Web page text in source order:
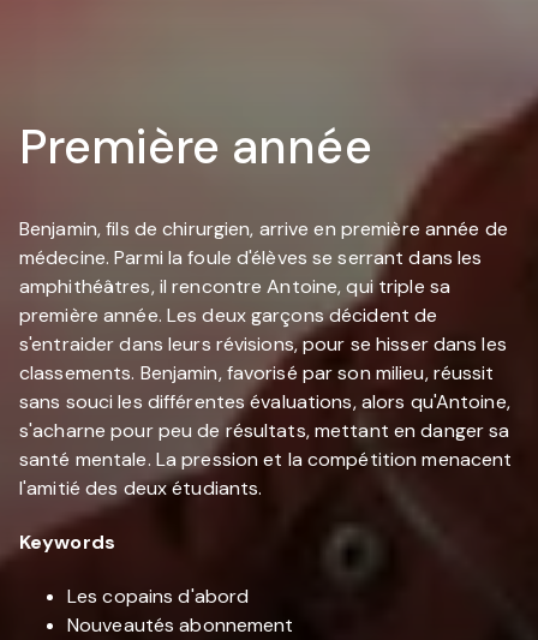
Première année
Benjamin, fils de chirurgien, arrive en première année de
médecine. Parmi la foule d'élèves se serrant dans les
amphithéâtres, il rencontre Antoine, qui triple sa
première année. Les deux garçons décident de
s'entraider dans leurs révisions, pour se hisser dans les
classements. Benjamin, favorisé par son milieu, réussit
sans souci les différentes évaluations, alors qu'Antoine,
s'acharne pour peu de résultats, mettant en danger sa
santé mentale. La pression et la compétition menacent
l'amitié des deux étudiants.
Keywords
Les copains d'abord
Nouveautés abonnement